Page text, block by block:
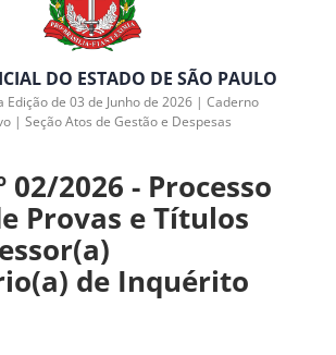
DO ESTADO DE SÃO PAULO
Edição de 03 de Junho de 2026 | Caderno
| Seção Atos de Gestão e Despesas
02/2026 - Processo
Provas e Títulos
de Inquérito